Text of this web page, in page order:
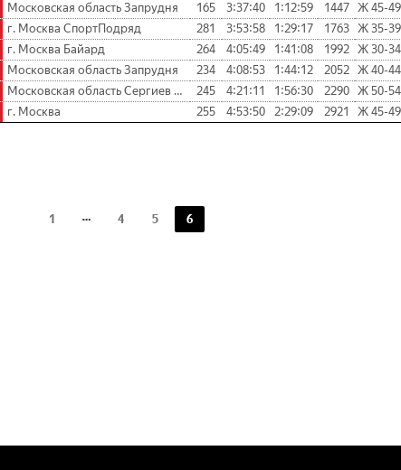
Московская область Запрудня 165 3:37:40 1:12:59 1447 Ж 45-49
г. Москва СпортПодряд 281 3:53:58 1:29:17 1763 Ж 35-39
г. Москва Байард 264 4:05:49 1:41:08 1992 Ж 30-34
Московская область Запрудня 234 4:08:53 1:44:12 2052 Ж 40-44
Московская область Сергиев Посад 245 4:21:11 1:56:30 2290 Ж 50-54
г. Москва 255 4:53:50 2:29:09 2921 Ж 45-49
1 4 5 6